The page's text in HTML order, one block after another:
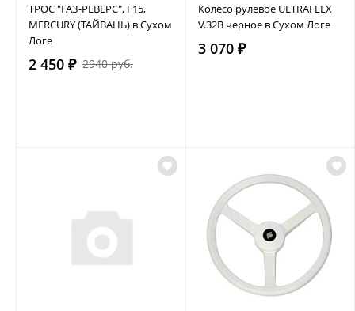
ТРОС "ГАЗ-РЕВЕРС", F15,
MERCURY (ТАЙВАНЬ) в Сухом
Логе
2 450 ₽ 2940 руб.
Колесо рулевое ULTRAFLEX
V.32B черное в Сухом Логе
3 070 ₽